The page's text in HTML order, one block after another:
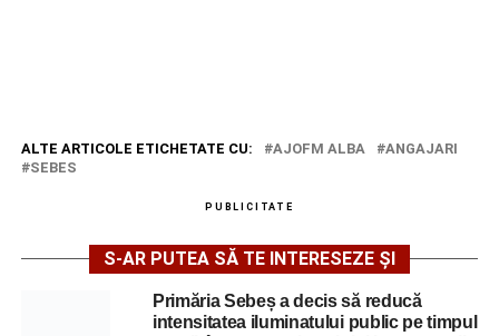
ALTE ARTICOLE ETICHETATE CU: AJOFM ALBA
ANGAJARI
SEBES
PUBLICITATE
S-AR PUTEA SĂ TE INTERESEZE ȘI
Primăria Sebeș a decis să reducă
intensitatea iluminatului public pe timpul